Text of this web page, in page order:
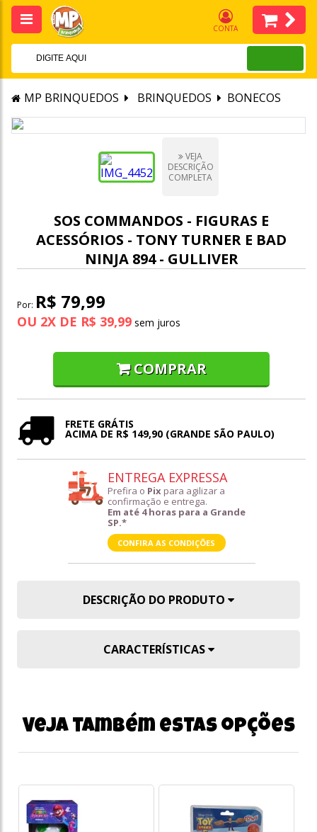
CONTA
MP BRINQUEDOS BRINQUEDOS BONECOS
VEJA
DESCRIÇÃO
COMPLETA
SOS COMMANDOS - FIGURAS E
ACESSÓRIOS - TONY TURNER E BAD
NINJA 894 - GULLIVER
Por: R$ 79,99
OU 2X DE R$ 39,99
COMPRAR
FRETE GRÁTIS
ACIMA DE R$ 149,90 (GRANDE SÃO PAULO)
ENTREGA EXPRESSA
Prefira o Pix para agilizar a
confirmação e entrega.
Em até 4 horas para a Grande
SP.*
CONFIRA AS CONDIÇÕES
DESCRIÇÃO DO PRODUTO
CARACTERÍSTICAS
Veja também estas opções